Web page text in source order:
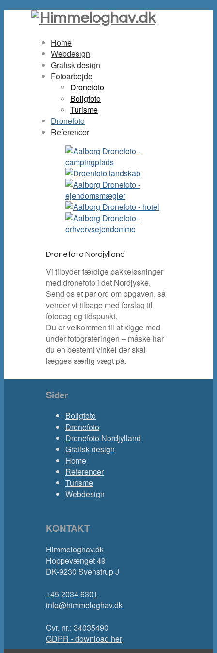
Home
Webdesign
Grafisk design
Fotoarbejde
Dronefoto
Boligfoto
Turisme
Dronefoto
Referencer
Dronefoto Nordjylland
Vi tilbyder færdige pakkeløsninger
med dronefoto i det Nordjyske.
Send os et par ord om opgaven, så
vender vi tilbage med forslag til
fotodag og tidspunkt.
Du er velkommen til at kigge med
under fotograferingen – måske har
du en bestemt vinkel der skal
lægges særlig vægt på.
Sider
Boligfoto
Dronefoto
Dronefoto Nordjylland
Grafisk design
Home
Referencer
Turisme
Webdesign
KONTAKT
Himmeloghav.dk
Hoppevænget 49
DK-9230 Svenstrup J
+45 2034 6301
info@himmeloghav.dk
Cvr. nr.: 34035490
GDPR - download her